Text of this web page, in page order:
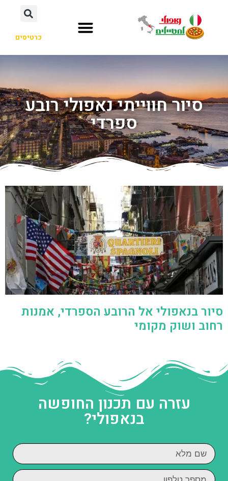
כרטיסים
סיור חווייתי נאפולי רובע
ספרדי
סיור בנאפולי אל הרובע הספרדי, אמנות
רחוב ושוק מקומי
עזרה עם תכנון החופשה
בנאפולי?